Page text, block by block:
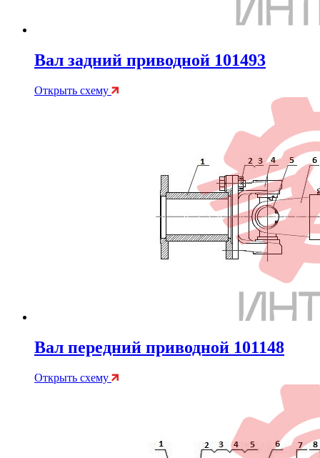
Вал задний приводной 101493
Открыть схему
Вал передний приводной 101148
Открыть схему